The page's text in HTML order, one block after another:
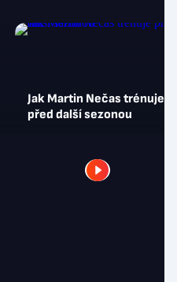
Jak Martin Nečas trénuje
před další sezonou